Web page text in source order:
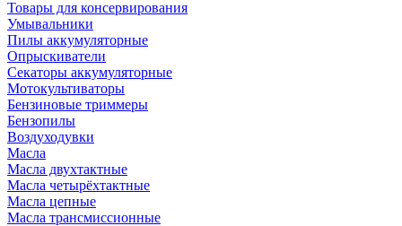
Товары для консервирования
Умывальники
Пилы аккумуляторные
Опрыскиватели
Секаторы аккумуляторные
Мотокультиваторы
Бензиновые триммеры
Бензопилы
Воздуходувки
Масла
Масла двухтактные
Масла четырёхтактные
Масла цепные
Масла трансмиссионные